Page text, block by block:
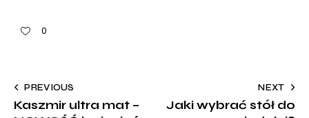
0
PREVIOUS
Kaszmir ultra mat –
NEXT
Jaki wybrać stół do